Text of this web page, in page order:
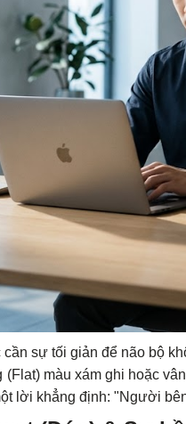
cần sự tối giản để não bộ
(Flat) màu xám ghi hoặc
lời khẳng định: "Người